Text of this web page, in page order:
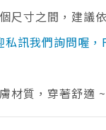
尺寸之間，建議
私訊我們詢問喔
材質，穿著舒適 ~